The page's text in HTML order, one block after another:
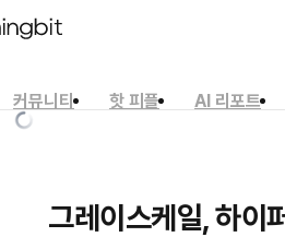
커뮤니티 핫 피플 AI 리포트
그레이스케일, 하이